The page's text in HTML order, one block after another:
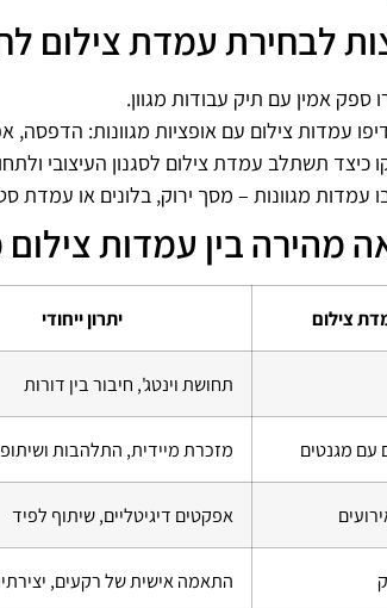
לבחירת עמדת צילום
ספק אמין עם תיק עבודות מגוון.
עמדות צילום עם אופציות מגוונות: הדפסה,
כיצד תשתלב עמדת צילום לסגנון העיצובי
עמדות מגוונות – מסך ירוק, בלונים או עמדת
מהירה בין עמדות צילום
צילום יתרון ייחודי
תחושת וינטג', חיבור בין דורות
עם מגנטים מזכרת מיידית, התלהבות
אפקטים דיגיטליים, שיתוף לפיד
התאמה אישית של רקעים,